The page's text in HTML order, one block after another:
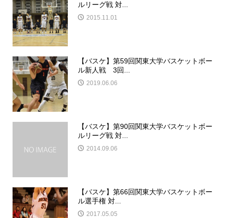
ルリーグ戦 対...
2015.11.01
【バスケ】第59回関東大学バスケットボー
ル新人戦 3回...
2019.06.06
【バスケ】第90回関東大学バスケットボー
ルリーグ戦 対...
2014.09.06
【バスケ】第66回関東大学バスケットボー
ル選手権 対...
2017.05.05